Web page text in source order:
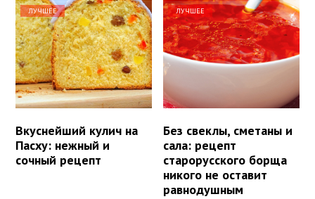
ЛУЧШЕЕ
Вкуснейший кулич на
Пасху: нежный и
сочный рецепт
ЛУЧШЕЕ
Без свеклы, сметаны и
сала: рецепт
старорусского борща
никого не оставит
равнодушным